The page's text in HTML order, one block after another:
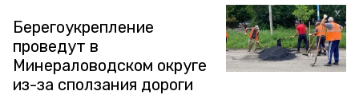
Берегоукрепление
проведут в
Минераловодском округе
из-за сползания дороги